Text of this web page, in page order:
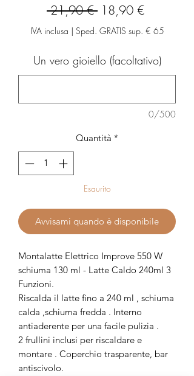
21,90 € Prezzo
regolare
18,90 €Prezzo
scontato
IVA inclusa | Sped. GRATIS sup. € 65
Un vero gioiello (facoltativo)
0/500
Quantità *
Esaurito
Avvisami quando è disponibile
Montalatte Elettrico Improve 550 W
schiuma 130 ml - Latte Caldo 240ml 3
Funzioni.
Riscalda il latte fino a 240 ml , schiuma
calda ,schiuma fredda . Interno
antiaderente per una facile pulizia .
2 frullini inclusi per riscaldare e
montare . Coperchio trasparente, bar
antiscivolo.